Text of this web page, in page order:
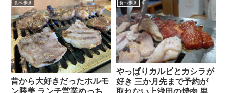
食べ歩き
昔から大好きだったホルモ
ン勝美 ランチ営業めっち
食べ歩き
やっぱりカルビとカシラが
好き 三か月先まで予約が